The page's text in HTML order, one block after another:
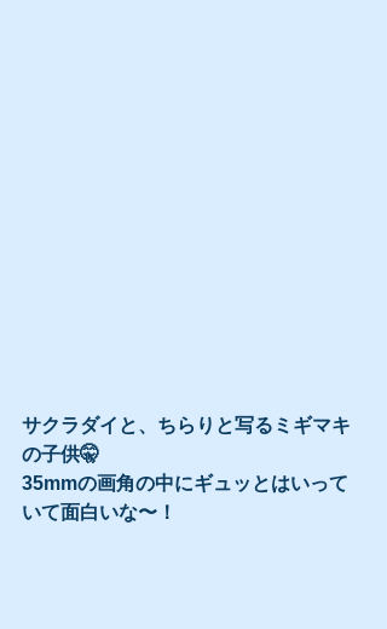
サクラダイと、ちらりと写るミギマキ
の子供🤫
35mmの画角の中にギュッとはいって
いて面白いな〜！